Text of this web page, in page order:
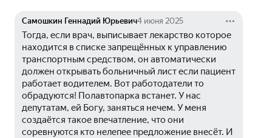
Самошкин Геннадий Юрьевич4 июня 2025
Тогда, если врач, выписывает лекарство которое
находится в списке запрещённых к управлению
транспортным средством, он автоматически
должен открывать больничный лист если пациент
работает водителем. Вот работодатели то
обрадуются! Полавтопарка встанет. У нас
депутатам, ей Богу, заняться нечем. У меня
создаётся такое впечатление, что они
соревнуются кто нелепее предложение внесёт. И